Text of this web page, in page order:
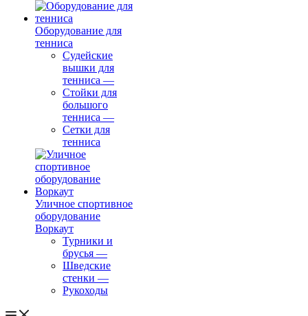
Оборудование для
тенниса
Судейские
вышки для
тенниса —
Стойки для
большого
тенниса —
Сетки для
тенниса
Уличное спортивное
оборудование
Воркаут
Турники и
брусья —
Шведские
стенки —
Рукоходы